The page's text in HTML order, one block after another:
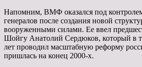
Напомним, ВМФ оказался под
генералов после создания новой
вооруженными силами. Ее ввел
Шойгу Анатолий Сердюков, который в
лет проводил масштабную реформу
пришлась на конец 2000-х.